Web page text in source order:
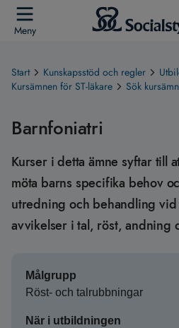
Meny
Start Kunskapsstöd och regler
Kursämnen för ST-läkare
Sök
Barnfoniatri
Kurser i detta ämne syftar till
möta barns specifika behov
utredning och behandling
avvikelser i tal, röst, andning
Målgrupp
Röst- och talrubbningar
När i utbildningen